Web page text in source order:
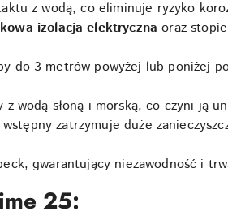
z wodą, co eliminuje ryzyko
izolacja elektryczna oraz
do 3 metrów powyżej lub poniżej
z wodą słoną i morską, co czyni ją
zatrzymuje duże
gwarantujący niezawodność i
25: